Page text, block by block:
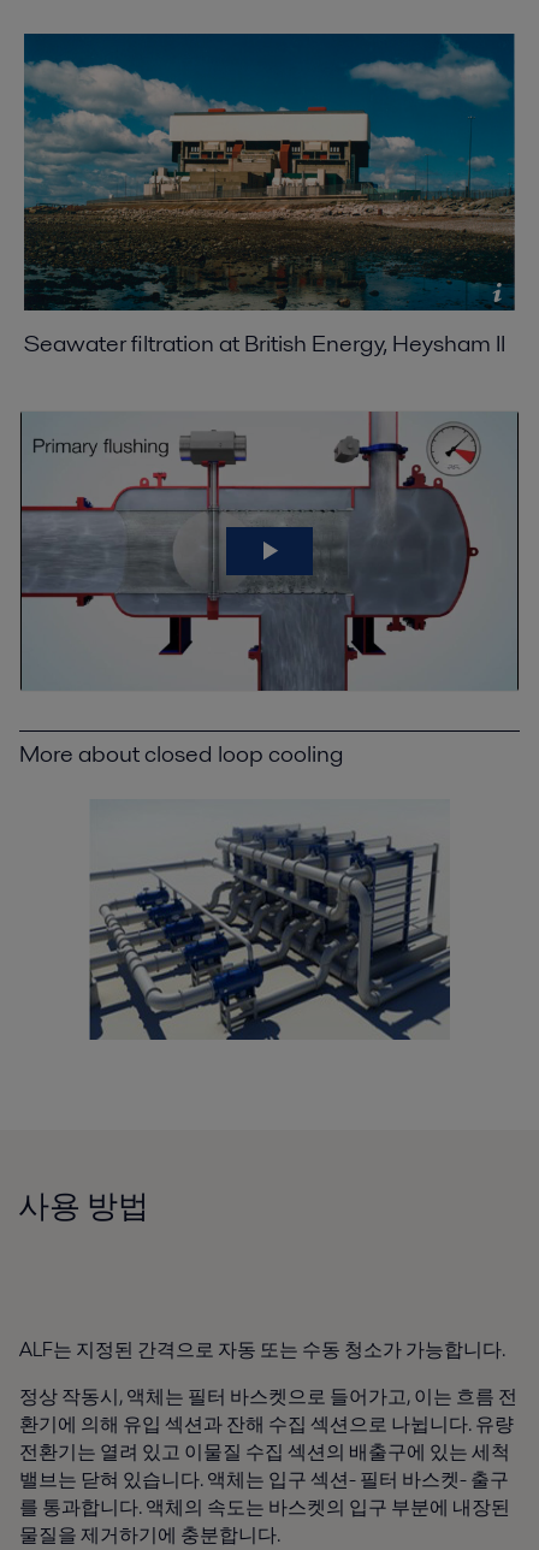
Seawater filtration at British Energy, Heysham II
More about closed loop cooling
사용 방법
ALF는 지정된 간격으로 자동 또는 수동 청소가 가능합니다.
정상 작동시, 액체는 필터 바스켓으로 들어가고, 이는 흐름 전
환기에 의해 유입 섹션과 잔해 수집 섹션으로 나뉩니다. 유량
전환기는 열려 있고 이물질 수집 섹션의 배출구에 있는 세척 ​​
밸브는 닫혀 있습니다. 액체는 입구 섹션- 필터 바스켓- 출구
를 통과합니다. 액체의 속도는 바스켓의 입구 부분에 내장된
물질을 제거하기에 충분합니다.